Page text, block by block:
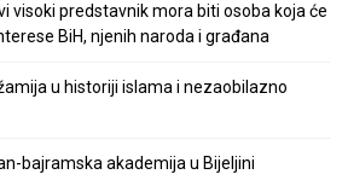
visoki predstavnik mora biti osoba koja će
BiH, njenih naroda i građana
u historiji islama i nezaobilazno
bajramska akademija u Bijeljini